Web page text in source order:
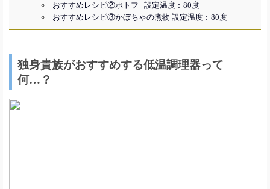
おすすめレシピ②ポトフ 設定温度︰80度
おすすめレシピ③かぼちゃの煮物 設定温度︰80度
独身貴族がおすすめする低温調理器って
何…？